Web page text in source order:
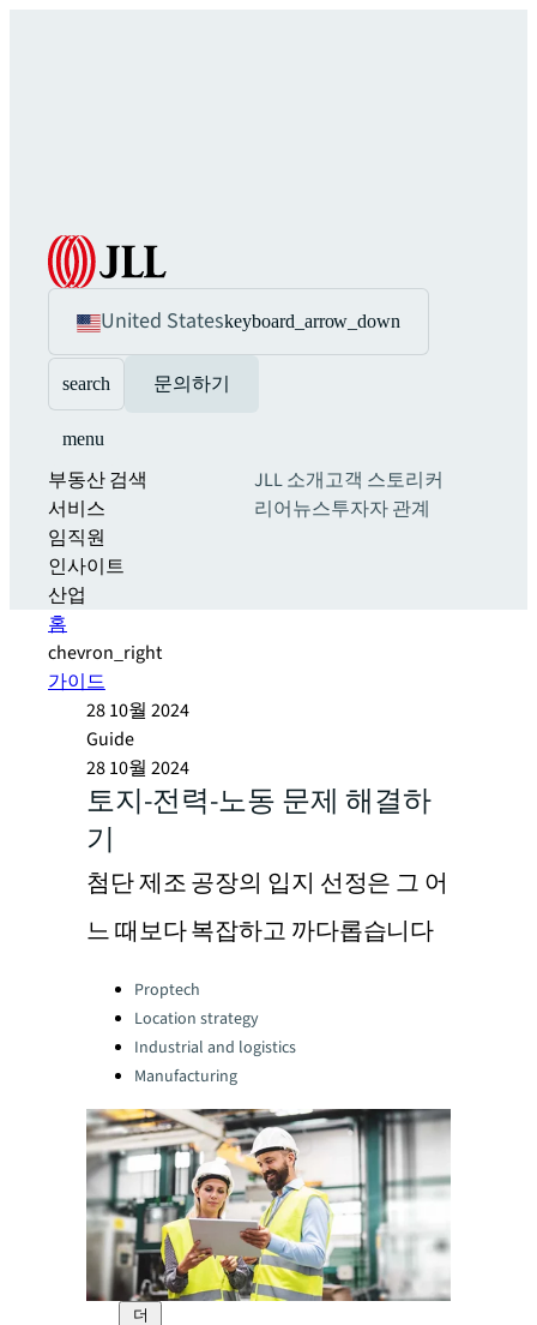
United Stateskeyboard_arrow_down
search 문의하기
menu
부동산 검색
서비스
임직원
인사이트
산업
JLL 소개고객 스토리커
리어뉴스투자자 관계
홈
chevron_right
가이드
28 10월 2024
Guide
28 10월 2024
토지-전력-노동 문제 해결하
기
첨단 제조 공장의 입지 선정은 그 어
느 때보다 복잡하고 까다롭습니다
Categories:
Proptech
Location strategy
Industrial and logistics
Manufacturing
더